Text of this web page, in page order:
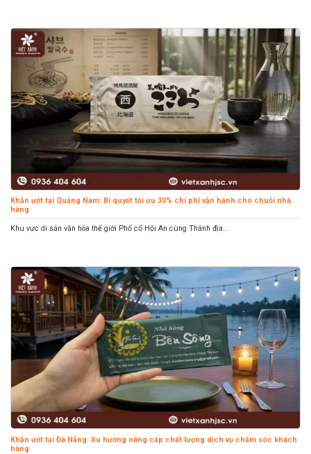
Khăn ướt tại Quảng Nam: Bí quyết tối ưu 30% chi phí vận hành cho chuỗi nhà
hàng
Khu vực di sản văn hóa thế giới Phố cổ Hội An cùng Thánh địa...
Khăn ướt tại Đà Nẵng: Xu hướng nâng cấp chất lượng dịch vụ chăm sóc khách
hàng